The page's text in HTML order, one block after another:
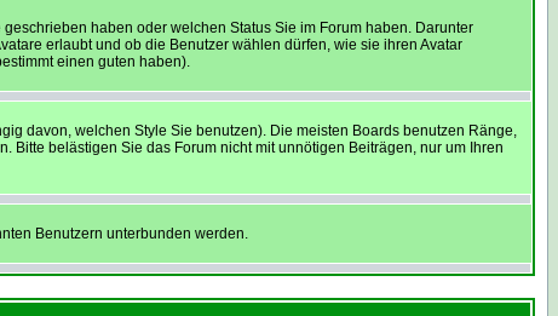
haben oder welchen Status Sie im Forum haben. Darunter
erlaubt und ob die Benutzer wählen dürfen, wie sie ihren Avatar
einen guten haben).
davon, welchen Style Sie benutzen). Die meisten Boards benutzen Ränge,
belästigen Sie das Forum nicht mit unnötigen Beiträgen, nur um Ihren
Benutzern unterbunden werden.